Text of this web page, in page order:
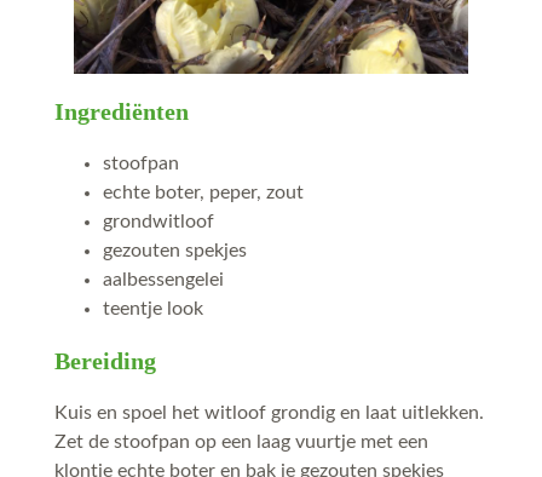
Ingrediënten
stoofpan
echte boter, peper, zout
grondwitloof
gezouten spekjes
aalbessengelei
teentje look
Bereiding
Kuis en spoel het witloof grondig en laat uitlekken.
Zet de stoofpan op een laag vuurtje met een
klontje echte boter en bak je gezouten spekjes